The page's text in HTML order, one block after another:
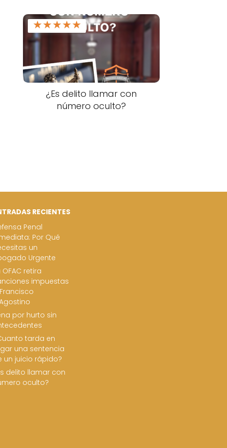
★★★★★
¿Es delito llamar con
número oculto?
RECIENTES
Penal
Por Qué
un
Urgente
OFAC retira
impuestas
por hurto sin
tarda en
una sentencia
un juicio rápido?
delito llamar con
oculto?